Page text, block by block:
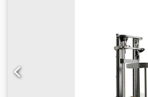
Batterikapacitet: 620Ah
Batteritype: PzS Batteriets
Batteritilstand: Ny
ventil, 4. ventil, CE-certifikat,
fingerspidserne / Blue Spot /